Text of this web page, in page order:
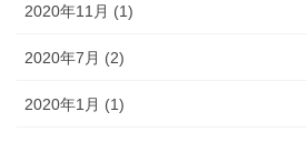
2020年11月 (1)
2020年7月 (2)
2020年1月 (1)